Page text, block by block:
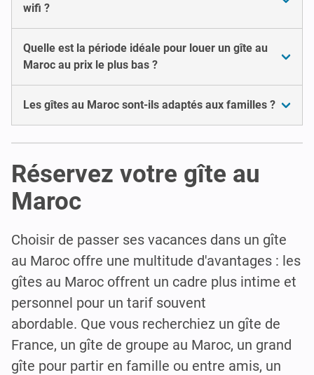
wifi ?
Quelle est la période idéale pour louer un gîte au
Maroc au prix le plus bas ?
Les gîtes au Maroc sont-ils adaptés aux familles ?
Réservez votre gîte au
Maroc
Choisir de passer ses vacances dans un gîte
au Maroc offre une multitude d'avantages : les
gîtes au Maroc offrent un cadre plus intime et
personnel pour un tarif souvent
abordable. Que vous recherchiez un gîte de
France, un gîte de groupe au Maroc, un grand
gîte pour partir en famille ou entre amis, un